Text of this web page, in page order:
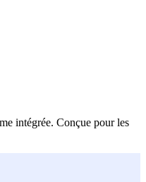
intégrée. Conçue pour les